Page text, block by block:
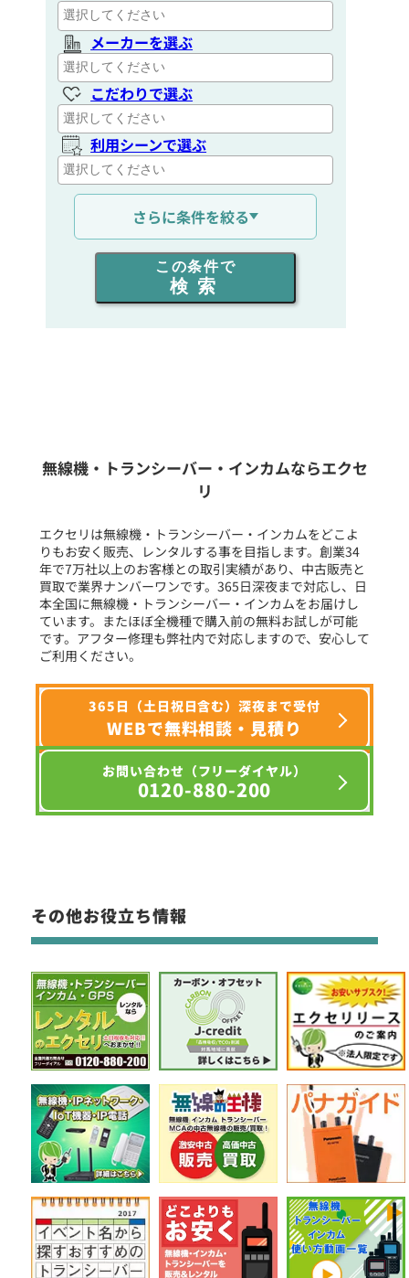
メーカーを選ぶ
こだわりで選ぶ
利用シーンで選ぶ
通信距離を選ぶ
出力を選ぶ
同時通話人数を選ぶ
フリーワード入力(製品名等)
選択条件をリセット
さらに条件を絞る
この条件で
検索
無線機・トランシーバー・インカムならエクセ
リ
エクセリは無線機・トランシーバー・インカムをどこよ
りもお安く販売、レンタルする事を目指します。創業34
年で7万社以上のお客様との取引実績があり、中古販売と
買取で業界ナンバーワンです。365日深夜まで対応し、日
本全国に無線機・トランシーバー・インカムをお届けし
ています。またほぼ全機種で購入前の無料お試しが可能
です。アフター修理も弊社内で対応しますので、安心して
ご利用ください。
365日（土日祝日含む）深夜まで受付
WEBで無料相談・見積り
お問い合わせ（フリーダイヤル）
0120-880-200
その他お役立ち情報